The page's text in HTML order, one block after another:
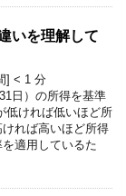
いを理解して
] < 1 分
日）の所得を基準
低ければ低いほど所
れば高いほど所得
適用しているた